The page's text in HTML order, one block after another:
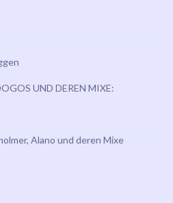
UND DEREN MIXE:
Alano und deren Mixe